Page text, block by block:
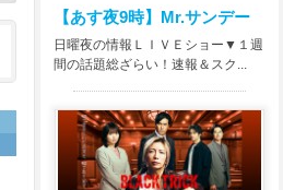
【あす夜9時】 Mr.サンデー
日曜夜の情報ＬＩＶＥショー▼１週
間の話題総ざらい！速報＆スク...